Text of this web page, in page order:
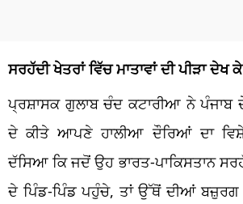
ਸਰਹੱਦੀ ਖੇਤਰਾਂ ਵਿੱਚ ਮਾਤਾਵਾਂ ਦੀ ਪੀੜਾ
ਪ੍ਰਸ਼ਾਸਕ ਗੁਲਾਬ ਚੰਦ ਕਟਾਰੀਆ ਨੇ ਪੰਜਾਬ
ਦੇ ਕੀਤੇ ਆਪਣੇ ਹਾਲੀਆ ਦੌਰਿਆਂ ਦਾ
ਦੱਸਿਆ ਕਿ ਜਦੋਂ ਉਹ ਭਾਰਤ-ਪਾਕਿਸਤਾਨ
ਦੇ ਪਿੰਡ-ਪਿੰਡ ਪਹੁੰਚੇ, ਤਾਂ ਉੱਥੋਂ ਦੀਆਂ ਬਜ਼ੁਰਗ